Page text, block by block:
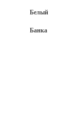
Белый
Банка